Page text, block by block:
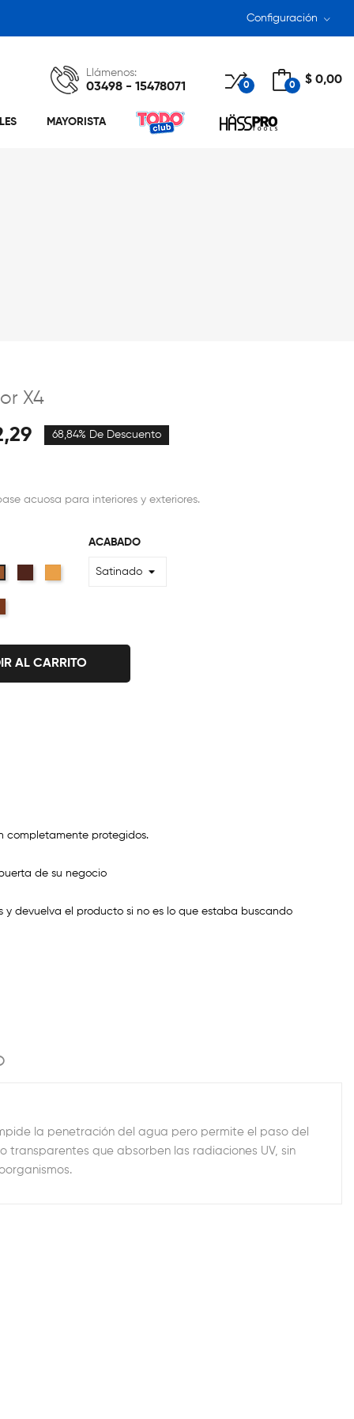
Configuración
0 $ 0,00
0
Llámenos:
03498 - 15478071
MAYORISTA
X4
68,84% De Descuento
acuosa para interiores y exteriores.
Natural
ACABADO
AL CARRITO
completamente protegidos.
de su negocio
y devuelva el producto si no es lo que estaba buscando
la penetración del agua pero permite el paso del
que absorben las radiaciones UV, sin